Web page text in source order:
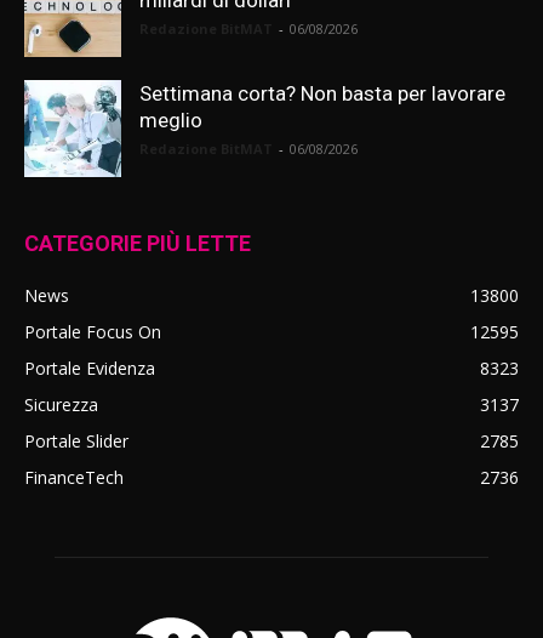
- 06/08/2026
Settimana corta? Non basta per lavorare
meglio
- 06/08/2026
CATEGORIE PIÙ LETTE
News
13800
Portale Focus On
12595
Portale Evidenza
8323
Sicurezza
3137
Portale Slider
2785
FinanceTech
2736